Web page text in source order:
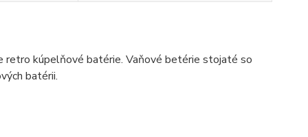
retro kúpelňové batérie. Vaňové betérie stojaté so
batérii.